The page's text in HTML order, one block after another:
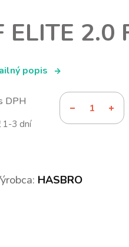
ELITE 2.0
popis
DPH
1-3 dní
HASBRO